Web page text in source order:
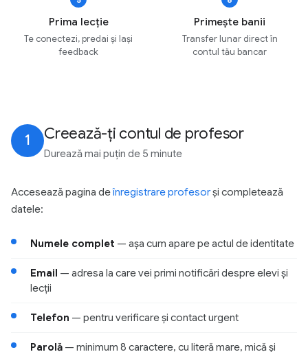
Prima lecție
Te conectezi, predai și lași
feedback
Primește banii
Transfer lunar direct în
contul tău bancar
1 Creează-ți contul de profesor
Durează mai puțin de 5 minute
Accesează pagina deînregistrare profesorși completează
datele:
Numele complet — așa cum apare pe actul de identitate
Email — adresa la care vei primi notificări despre elevi și
lecții
Telefon — pentru verificare și contact urgent
Parolă — minimum 8 caractere, cu literă mare, mică și